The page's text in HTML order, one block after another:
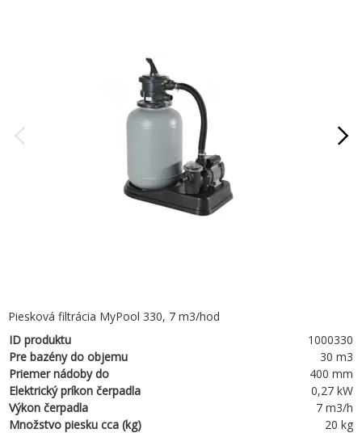
Piesková filtrácia MyPool 330, 7 m3/hod
ID produktu
1000330
Pre bazény do objemu
30 m3
Priemer nádoby do
400 mm
Elektrický príkon čerpadla
0,27 kW
Výkon čerpadla
7 m3/h
Množstvo piesku cca (kg)
20 kg